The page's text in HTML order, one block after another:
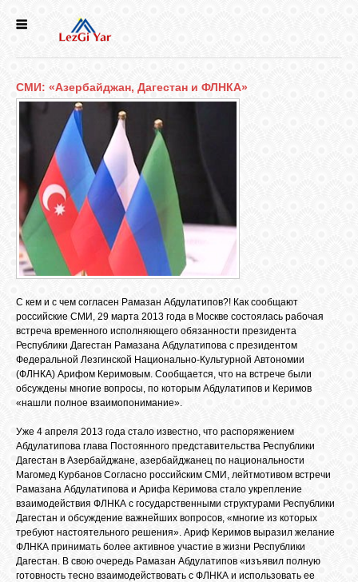
СЕЛА
КУЛЬТУРА
ГОЛОС
ЛЕЗГИН
БИБЛИОТЕКА
ГОСТЕВАЯ
ФОТО
СМИ: «Азербайджан, Дагестан и ФЛНКА»
С кем и с чем согласен Рамазан Абдулатипов?! Как сообщают
российские СМИ, 29 марта 2013 года в Москве состоялась рабочая
встреча временного исполняющего обязанности президента
Республики Дагестан Рамазана Абдулатипова с президентом
Федеральной Лезгинской Национально-Культурной Автономии
(ФЛНКА) Арифом Керимовым. Сообщается, что на встрече были
обсуждены многие вопросы, по которым Абдулатипов и Керимов
«нашли полное взаимопонимание».
Уже 4 апреля 2013 года стало известно, что распоряжением
Абдулатипова глава Постоянного представительства Республики
Дагестан в Азербайджане, азербайджанец по национальности
Магомед Курбанов Согласно российским СМИ, лейтмотивом встречи
Рамазана Абдулатипова и Арифа Керимова стало укрепление
взаимодействия ФЛНКА с государственными структурами Республики
Дагестан и обсуждение важнейших вопросов, «многие из которых
требуют настоятельного решения». Ариф Керимов выразил желание
ФЛНКА принимать более активное участие в жизни Республики
Дагестан. В свою очередь Рамазан Абдулатипов «изъявил полную
готовность тесно взаимодействовать с ФЛНКА и использовать ее